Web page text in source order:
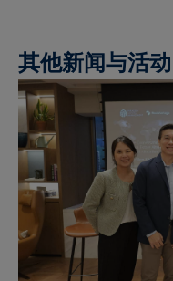
投资顾问
家族传承顾问
加入我们
网页
佰利腾资产管理新
限公司
简
其他新闻与活动